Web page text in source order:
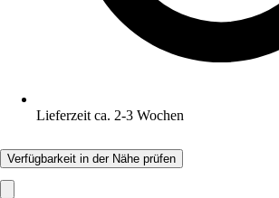
Lieferzeit ca. 2-3 Wochen
Verfügbarkeit in der Nähe prüfen